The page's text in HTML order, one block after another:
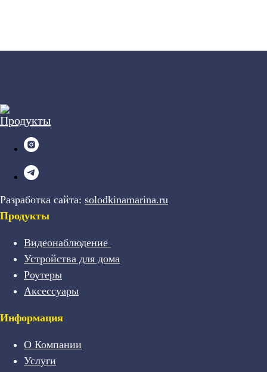
Разработка сайта: solodkinamarina.ru
Продукты
Видеонаблюдение
Устройства для дома
Роутеры
Аксессуары
Информация
О Компании
Услуги